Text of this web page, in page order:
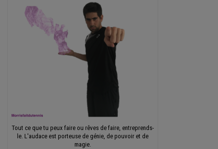
Tout ce que tu peux faire ou rêves de faire, entreprends-
le. L'audace est porteuse de génie, de pouvoir et de
magie.